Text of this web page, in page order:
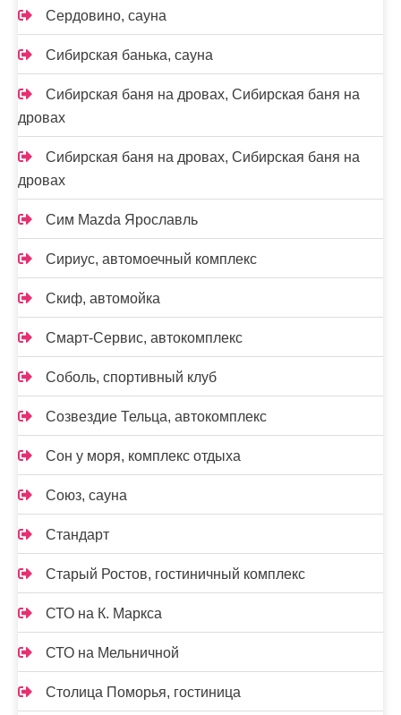
Сердовино, сауна
Сибирская банька, сауна
Сибирская баня на дровах, Сибирская баня на
дровах
Сибирская баня на дровах, Сибирская баня на
дровах
Сим Mazda Ярославль
Сириус, автомоечный комплекс
Скиф, автомойка
Смарт-Сервис, автокомплекс
Соболь, спортивный клуб
Созвездие Тельца, автокомплекс
Сон у моря, комплекс отдыха
Союз, сауна
Стандарт
Старый Ростов, гостиничный комплекс
СТО на К. Маркса
СТО на Мельничной
Столица Поморья, гостиница